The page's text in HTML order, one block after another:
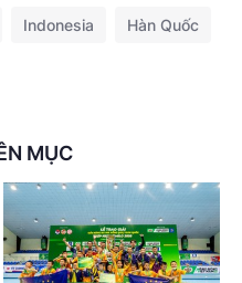
Indonesia Hàn Quốc
MỤC